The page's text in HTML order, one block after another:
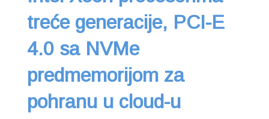
treće generacije, PCI-E
4.0 sa NVMe
predmemorijom za
pohranu u cloud-u